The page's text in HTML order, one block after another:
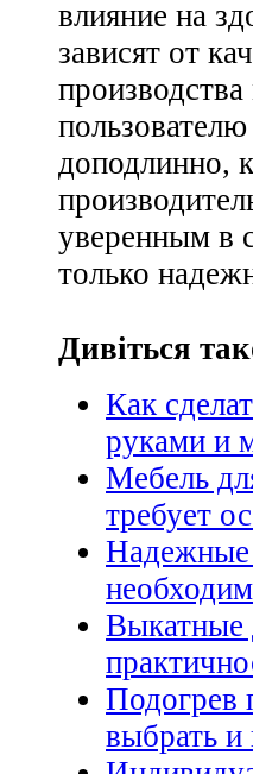
влияние на
зависят от
доподлинно,
уверенным в
только
Дивіться
Как
руками и
Мебель
требует
Надежные
Выкатные
Подогрев
выбрать и